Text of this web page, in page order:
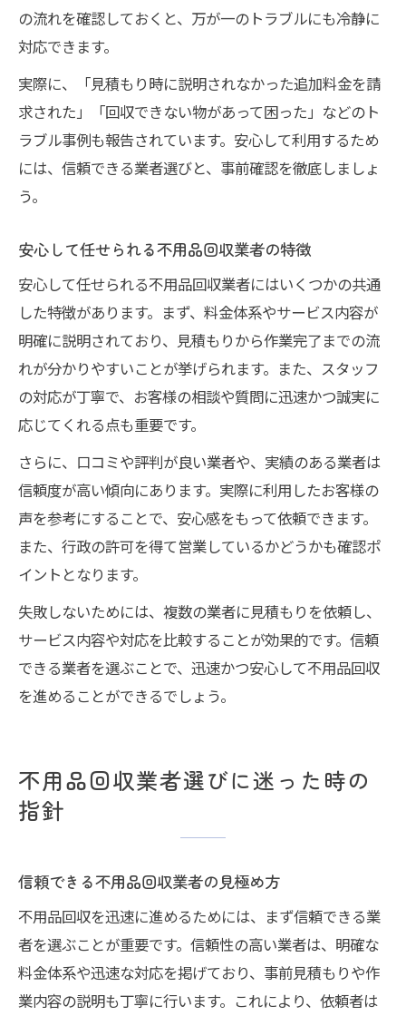
の流れを確認しておくと、万が一のトラブルにも冷静に
対応できます。
実際に、「見積もり時に説明されなかった追加料金を請
求された」「回収できない物があって困った」などのト
ラブル事例も報告されています。安心して利用するため
には、信頼できる業者選びと、事前確認を徹底しましょ
う。
安心して任せられる不用品回収業者の特徴
安心して任せられる不用品回収業者にはいくつかの共通
した特徴があります。まず、料金体系やサービス内容が
明確に説明されており、見積もりから作業完了までの流
れが分かりやすいことが挙げられます。また、スタッフ
の対応が丁寧で、お客様の相談や質問に迅速かつ誠実に
応じてくれる点も重要です。
さらに、口コミや評判が良い業者や、実績のある業者は
信頼度が高い傾向にあります。実際に利用したお客様の
声を参考にすることで、安心感をもって依頼できます。
また、行政の許可を得て営業しているかどうかも確認ポ
イントとなります。
失敗しないためには、複数の業者に見積もりを依頼し、
サービス内容や対応を比較することが効果的です。信頼
できる業者を選ぶことで、迅速かつ安心して不用品回収
を進めることができるでしょう。
不用品回収業者選びに迷った時の
指針
信頼できる不用品回収業者の見極め方
不用品回収を迅速に進めるためには、まず信頼できる業
者を選ぶことが重要です。信頼性の高い業者は、明確な
料金体系や迅速な対応を掲げており、事前見積もりや作
業内容の説明も丁寧に行います。これにより、依頼者は